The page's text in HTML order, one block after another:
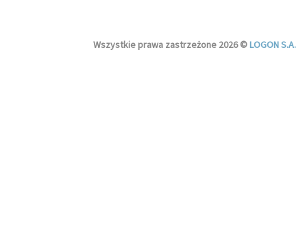
Wszystkie prawa zastrzeżone 2026 ©LOGON S.A.